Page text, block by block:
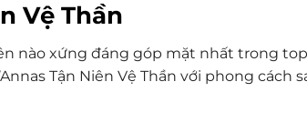
Vệ Thần
nào xứng đáng góp mặt nhất trong top
Tận Niên Vệ Thần với phong cách